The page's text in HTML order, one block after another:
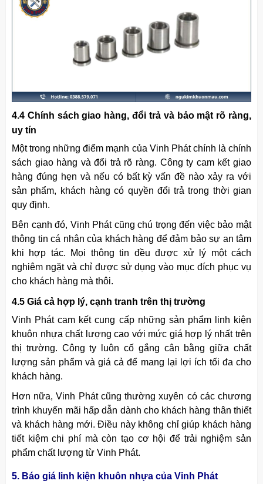
4.4 Chính sách giao hàng, đổi trả và bảo mật rõ ràng,
uy tín
Một trong những điểm mạnh của Vinh Phát chính là chính
sách giao hàng và đổi trả rõ ràng. Công ty cam kết giao
hàng đúng hẹn và nếu có bất kỳ vấn đề nào xảy ra với
sản phẩm, khách hàng có quyền đổi trả trong thời gian
quy định.
Bên cạnh đó, Vinh Phát cũng chú trọng đến việc bảo mật
thông tin cá nhân của khách hàng để đảm bảo sự an tâm
khi hợp tác. Mọi thông tin đều được xử lý một cách
nghiêm ngặt và chỉ được sử dụng vào mục đích phục vụ
cho khách hàng mà thôi.
4.5 Giá cả hợp lý, cạnh tranh trên thị trường
Vinh Phát cam kết cung cấp những sản phẩm linh kiện
khuôn nhựa chất lượng cao với mức giá hợp lý nhất trên
thị trường. Công ty luôn cố gắng cân bằng giữa chất
lượng sản phẩm và giá cả để mang lại lợi ích tối đa cho
khách hàng.
Hơn nữa, Vinh Phát cũng thường xuyên có các chương
trình khuyến mãi hấp dẫn dành cho khách hàng thân thiết
và khách hàng mới. Điều này không chỉ giúp khách hàng
tiết kiệm chi phí mà còn tạo cơ hội để trải nghiệm sản
phẩm chất lượng từ Vinh Phát.
5. Báo giá linh kiện khuôn nhựa của Vinh Phát